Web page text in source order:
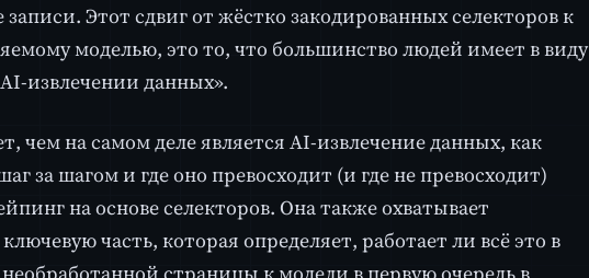
Этот сдвиг от жёстко закодированных селекторов к
моделью, это то, что большинство людей имеет в виду
извлечении данных».
чем на самом деле является AI-извлечение данных, как
за шагом и где оно превосходит (и где не превосходит)
на основе селекторов. Она также охватывает
часть, которая определяет, работает ли всё это в